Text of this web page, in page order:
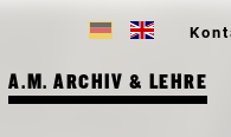
A.M. ARCHIV & LEHRE